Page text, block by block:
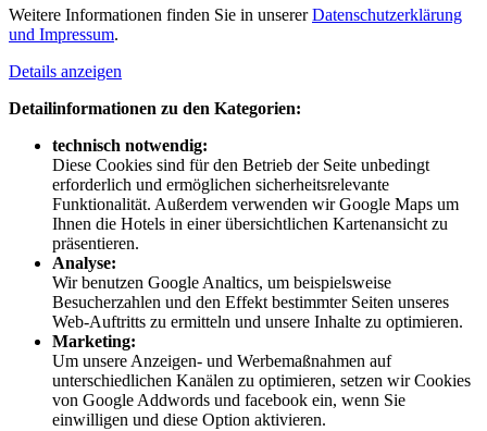
Weitere Informationen finden Sie in unsererDatenschutzerklärung
und Impressum.
Details anzeigen
Detailinformationen zu den Kategorien:
technisch notwendig:
Diese Cookies sind für den Betrieb der Seite unbedingt
erforderlich und ermöglichen sicherheitsrelevante
Funktionalität. Außerdem verwenden wir Google Maps um
Ihnen die Hotels in einer übersichtlichen Kartenansicht zu
präsentieren.
Analyse:
Wir benutzen Google Analtics, um beispielsweise
Besucherzahlen und den Effekt bestimmter Seiten unseres
Web-Auftritts zu ermitteln und unsere Inhalte zu optimieren.
Marketing:
Um unsere Anzeigen- und Werbemaßnahmen auf
unterschiedlichen Kanälen zu optimieren, setzen wir Cookies
von Google Addwords und facebook ein, wenn Sie
einwilligen und diese Option aktivieren.